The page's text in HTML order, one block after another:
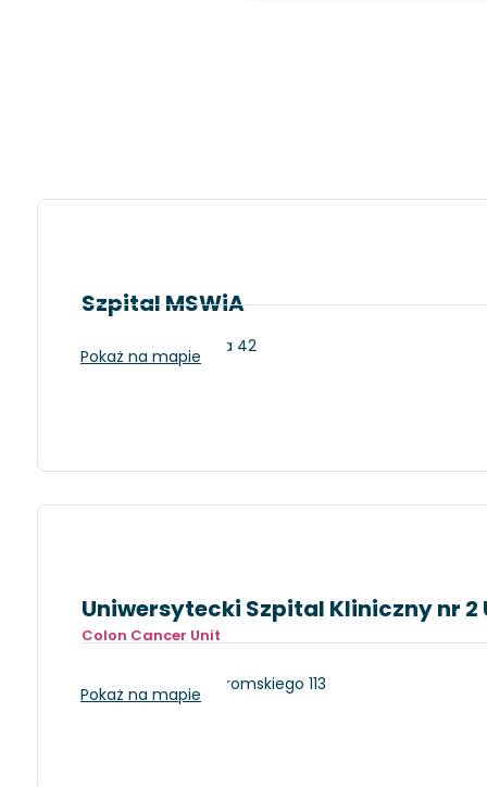
Szpital MSWiA
Łódź, ul. Północna 42
Pokaż na mapie
Uniwersytecki Szpital Kliniczny nr
Colon Cancer Unit
Łódź, Stefana Żeromskiego 113
Pokaż na mapie